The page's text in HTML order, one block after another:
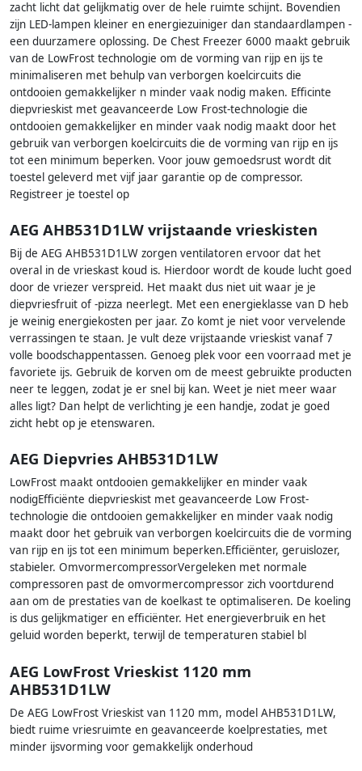
zacht licht dat gelijkmatig over de hele ruimte schijnt. Bovendien
zijn LED-lampen kleiner en energiezuiniger dan standaardlampen -
een duurzamere oplossing. De Chest Freezer 6000 maakt gebruik
van de LowFrost technologie om de vorming van rijp en ijs te
minimaliseren met behulp van verborgen koelcircuits die
ontdooien gemakkelijker n minder vaak nodig maken. Efficinte
diepvrieskist met geavanceerde Low Frost-technologie die
ontdooien gemakkelijker en minder vaak nodig maakt door het
gebruik van verborgen koelcircuits die de vorming van rijp en ijs
tot een minimum beperken. Voor jouw gemoedsrust wordt dit
toestel geleverd met vijf jaar garantie op de compressor.
Registreer je toestel op
AEG AHB531D1LW vrijstaande vrieskisten
Bij de AEG AHB531D1LW zorgen ventilatoren ervoor dat het
overal in de vrieskast koud is. Hierdoor wordt de koude lucht goed
door de vriezer verspreid. Het maakt dus niet uit waar je je
diepvriesfruit of -pizza neerlegt. Met een energieklasse van D heb
je weinig energiekosten per jaar. Zo komt je niet voor vervelende
verrassingen te staan. Je vult deze vrijstaande vrieskist vanaf 7
volle boodschappentassen. Genoeg plek voor een voorraad met je
favoriete ijs. Gebruik de korven om de meest gebruikte producten
neer te leggen, zodat je er snel bij kan. Weet je niet meer waar
alles ligt? Dan helpt de verlichting je een handje, zodat je goed
zicht hebt op je etenswaren.
AEG Diepvries AHB531D1LW
LowFrost maakt ontdooien gemakkelijker en minder vaak
nodigEfficiënte diepvrieskist met geavanceerde Low Frost-
technologie die ontdooien gemakkelijker en minder vaak nodig
maakt door het gebruik van verborgen koelcircuits die de vorming
van rijp en ijs tot een minimum beperken.Efficiënter, geruislozer,
stabieler. OmvormercompressorVergeleken met normale
compressoren past de omvormercompressor zich voortdurend
aan om de prestaties van de koelkast te optimaliseren. De koeling
is dus gelijkmatiger en efficiënter. Het energieverbruik en het
geluid worden beperkt, terwijl de temperaturen stabiel bl
AEG LowFrost Vrieskist 1120 mm
AHB531D1LW
De AEG LowFrost Vrieskist van 1120 mm, model AHB531D1LW,
biedt ruime vriesruimte en geavanceerde koelprestaties, met
minder ijsvorming voor gemakkelijk onderhoud